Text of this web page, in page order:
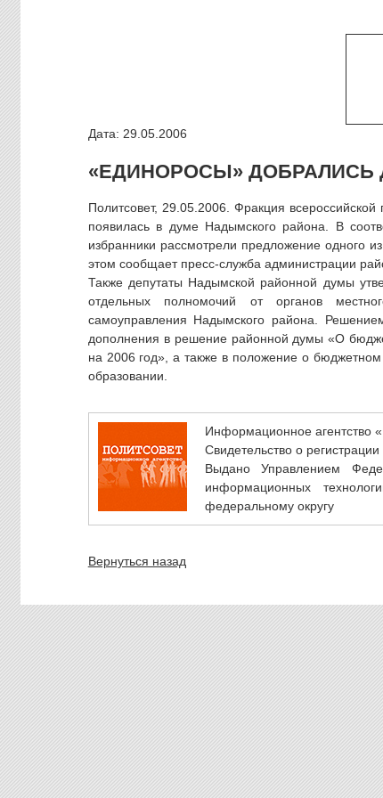
Дата: 29.05.2006
«ЕДИНОРОСЫ»
Политсовет, 29.05.2006. Фракция
появилась в думе Надымского района. В
избранники рассмотрели предложение одного
этом сообщает пресс-служба администрации
Также депутаты Надымской районной думы
отдельных полномочий от органов
самоуправления Надымского района.
дополнения в решение районной думы «О
на 2006 год», а также в положение о
образовании.
Информационное агентство
Свидетельство о
Выдано Управлением
информационных
федеральному округу
Вернуться назад